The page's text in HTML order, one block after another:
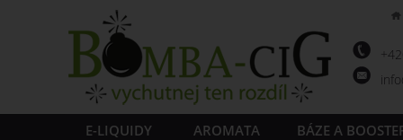
E-LIQUIDY AROMATA BÁZE A